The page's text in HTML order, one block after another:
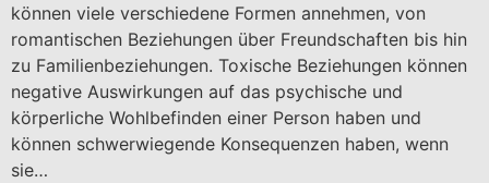
können viele verschiedene Formen annehmen, von
romantischen Beziehungen über Freundschaften bis hin
zu Familienbeziehungen. Toxische Beziehungen können
negative Auswirkungen auf das psychische und
körperliche Wohlbefinden einer Person haben und
können schwerwiegende Konsequenzen haben, wenn
sie…